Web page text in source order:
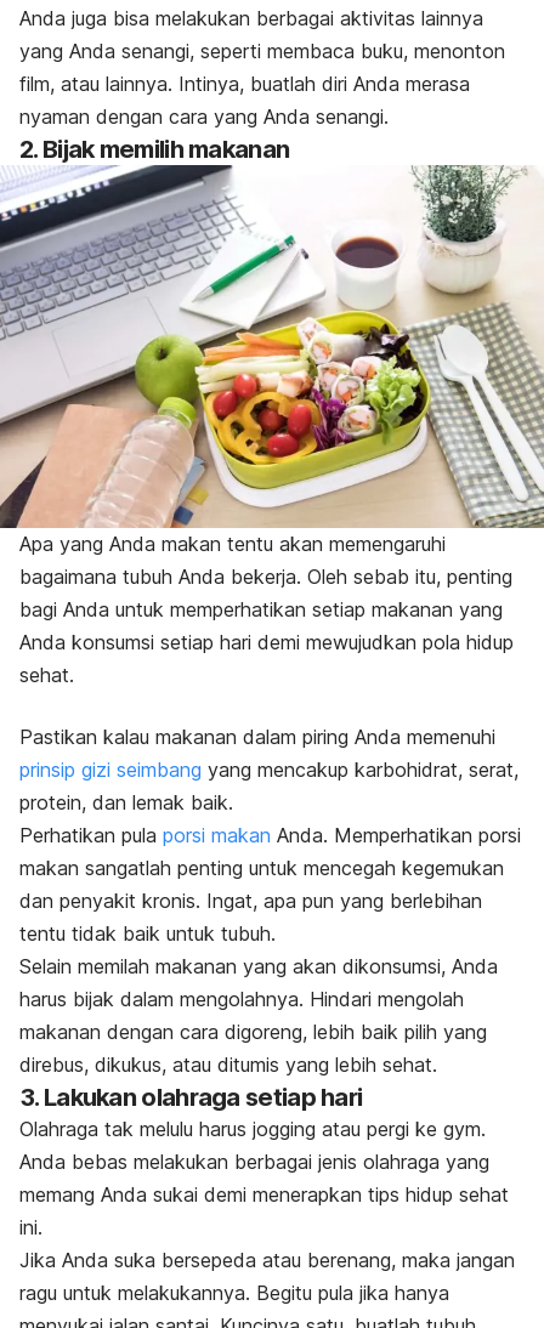
Anda juga bisa melakukan berbagai aktivitas lainnya
yang Anda senangi, seperti membaca buku, menonton
film, atau lainnya. Intinya, buatlah diri Anda merasa
nyaman dengan cara yang Anda senangi.
2. Bijak memilih makanan
Apa yang Anda makan tentu akan memengaruhi
bagaimana tubuh Anda bekerja. Oleh sebab itu, penting
bagi Anda untuk memperhatikan setiap makanan yang
Anda konsumsi setiap hari demi mewujudkan pola hidup
sehat.
Pastikan kalau makanan dalam piring Anda memenuhi
prinsip gizi seimbang yang mencakup karbohidrat, serat,
protein, dan lemak baik.
Perhatikan pula porsi makan Anda. Memperhatikan porsi
makan sangatlah penting untuk mencegah kegemukan
dan penyakit kronis. Ingat, apa pun yang berlebihan
tentu tidak baik untuk tubuh.
Selain memilah makanan yang akan dikonsumsi, Anda
harus bijak dalam mengolahnya. Hindari mengolah
makanan dengan cara digoreng, lebih baik pilih yang
direbus, dikukus, atau ditumis yang lebih sehat.
3. Lakukan olahraga setiap hari
Olahraga tak melulu harus jogging atau pergi ke gym.
Anda bebas melakukan berbagai jenis olahraga yang
memang Anda sukai demi menerapkan tips hidup sehat
ini.
Jika Anda suka bersepeda atau berenang, maka jangan
ragu untuk melakukannya. Begitu pula jika hanya